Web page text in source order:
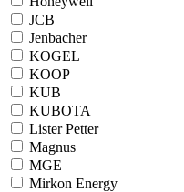
JCB
Jenbacher
KOGEL
KOOP
KUB
KUBOTA
Lister Petter
Magnus
MGE
Mirkon Energy